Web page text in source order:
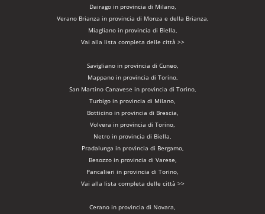
Dairago in provincia di Milano,
Verano Brianza in provincia di Monza e della Brianza,
Miagliano in provincia di Biella,
Vai alla lista completa delle città >>
Savigliano in provincia di Cuneo,
Mappano in provincia di Torino,
San Martino Canavese in provincia di Torino,
Turbigo in provincia di Milano,
Botticino in provincia di Brescia,
Volvera in provincia di Torino,
Netro in provincia di Biella,
Pradalunga in provincia di Bergamo,
Besozzo in provincia di Varese,
Pancalieri in provincia di Torino,
Vai alla lista completa delle città >>
Cerano in provincia di Novara,